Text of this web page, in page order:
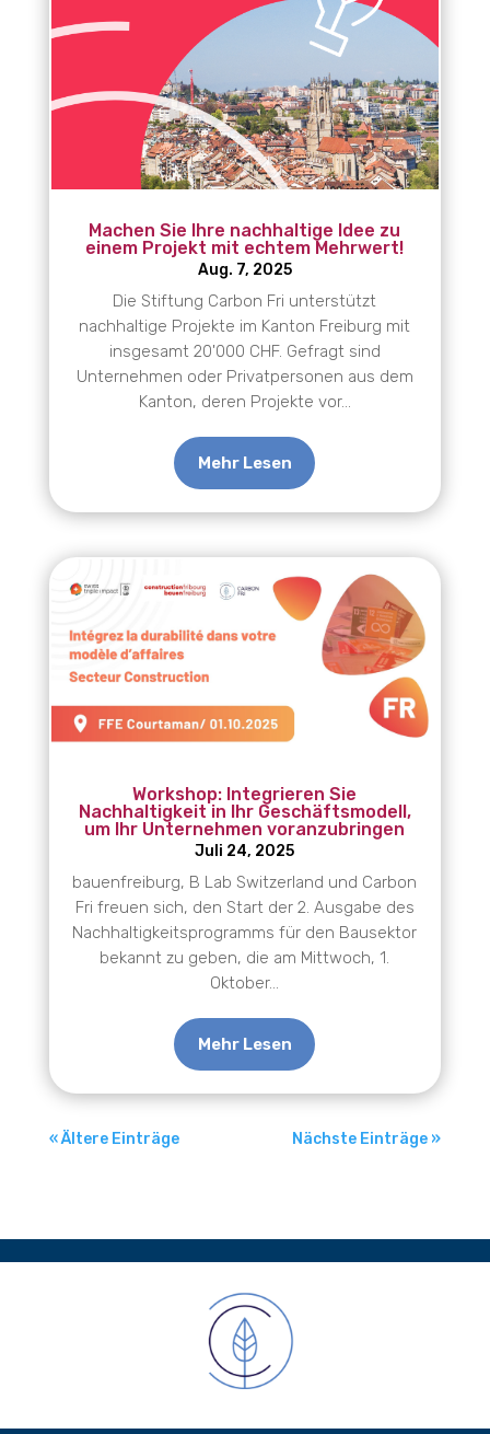
Machen Sie Ihre nachhaltige Idee zu
einem Projekt mit echtem Mehrwert!
Aug. 7, 2025
Die Stiftung Carbon Fri unterstützt
nachhaltige Projekte im Kanton Freiburg mit
insgesamt 20'000 CHF. Gefragt sind
Unternehmen oder Privatpersonen aus dem
Kanton, deren Projekte vor...
Mehr Lesen
Workshop: Integrieren Sie
Nachhaltigkeit in Ihr Geschäftsmodell,
um Ihr Unternehmen voranzubringen
Juli 24, 2025
bauenfreiburg, B Lab Switzerland und Carbon
Fri freuen sich, den Start der 2. Ausgabe des
Nachhaltigkeitsprogramms für den Bausektor
bekannt zu geben, die am Mittwoch, 1.
Oktober...
Mehr Lesen
« Ältere Einträge Nächste Einträge »